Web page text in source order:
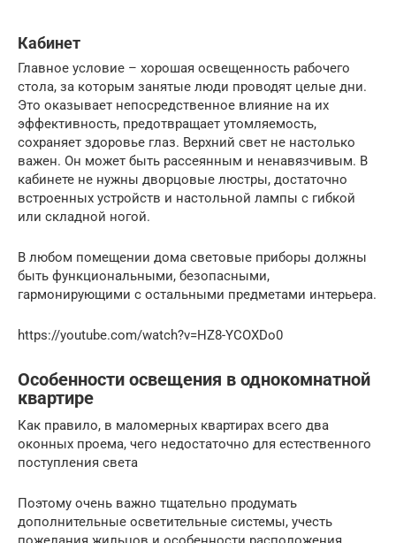
Кабинет
Главное условие – хорошая освещенность рабочего
стола, за которым занятые люди проводят целые дни.
Это оказывает непосредственное влияние на их
эффективность, предотвращает утомляемость,
сохраняет здоровье глаз. Верхний свет не настолько
важен. Он может быть рассеянным и ненавязчивым. В
кабинете не нужны дворцовые люстры, достаточно
встроенных устройств и настольной лампы с гибкой
или складной ногой.
В любом помещении дома световые приборы должны
быть функциональными, безопасными,
гармонирующими с остальными предметами интерьера.
https://youtube.com/watch?v=HZ8-YCOXDo0
Особенности освещения в однокомнатной
квартире
Как правило, в маломерных квартирах всего два
оконных проема, чего недостаточно для естественного
поступления света
Поэтому очень важно тщательно продумать
дополнительные осветительные системы, учесть